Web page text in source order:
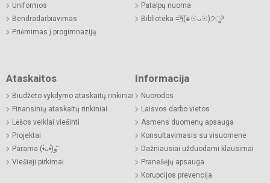
Uniformos
Bendradarbiavimas
Priėmimas į progimnaziją
Patalpų nuoma
Biblioteka =͟͟͞͞٩(๑☉ᴗ☉)੭ु⁾⁾
Ataskaitos
Biudžeto vykdymo ataskaitų rinkiniai
Finansinių ataskaitų rinkiniai
Lėšos veiklai viešinti
Projektai
Parama (•̀ᴗ•́)و ̑̑
Viešieji pirkimai
Informacija
Nuorodos
Laisvos darbo vietos
Asmens duomenų apsauga
Konsultavimasis su visuomene
Dažniausiai užduodami klausimai
Pranešėjų apsauga
Korupcijos prevencija